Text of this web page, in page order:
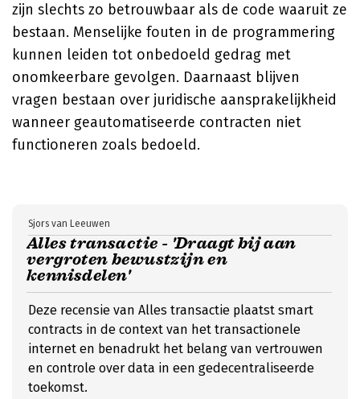
zijn slechts zo betrouwbaar als de code waaruit ze
bestaan. Menselijke fouten in de programmering
kunnen leiden tot onbedoeld gedrag met
onomkeerbare gevolgen. Daarnaast blijven
vragen bestaan over juridische aansprakelijkheid
wanneer geautomatiseerde contracten niet
functioneren zoals bedoeld.
Alles transactie - 'Draagt bij aan
vergroten bewustzijn en
kennisdelen'
Sjors van Leeuwen
Deze recensie van Alles transactie plaatst smart
contracts in de context van het transactionele
internet en benadrukt het belang van vertrouwen
en controle over data in een gedecentraliseerde
toekomst.